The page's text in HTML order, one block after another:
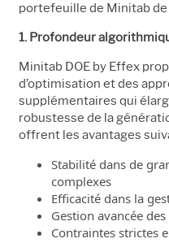
portefeuille de Minitab
1. Profondeur
Minitab DOE by Effex
d’optimisation et des
supplémentaires qui
robustesse de la
offrent les avantages
Stabilité dans de
complexes
Efficacité dans la
Gestion avancée
Contraintes strictes